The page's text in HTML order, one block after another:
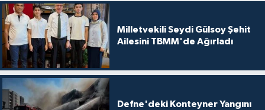
Milletvekili Seydi Gülsoy Şehit
Ailesini TBMM'de Ağırladı
Defne'deki Konteyner Yangını